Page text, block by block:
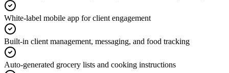
White-label mobile app for client engagement
Built-in client management, messaging, and food tracking
Auto-generated grocery lists and cooking instructions